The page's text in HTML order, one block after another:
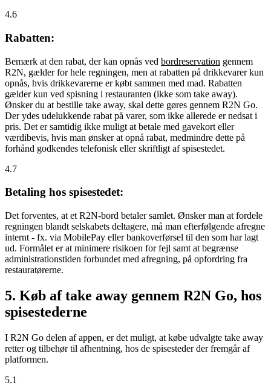
4.6
Rabatten:
Bemærk at den rabat, der kan opnås ved bordreservation gennem
R2N, gælder for hele regningen, men at rabatten på drikkevarer kun
opnås, hvis drikkevarerne er købt sammen med mad. Rabatten
gælder kun ved spisning i restauranten (ikke som take away).
Ønsker du at bestille take away, skal dette gøres gennem R2N Go.
Der ydes udelukkende rabat på varer, som ikke allerede er nedsat i
pris. Det er samtidig ikke muligt at betale med gavekort eller
værdibevis, hvis man ønsker at opnå rabat, medmindre dette på
forhånd godkendes telefonisk eller skriftligt af spisestedet.
4.7
Betaling hos spisestedet:
Det forventes, at et R2N-bord betaler samlet. Ønsker man at fordele
regningen blandt selskabets deltagere, må man efterfølgende afregne
internt - fx. via MobilePay eller bankoverførsel til den som har lagt
ud. Formålet er at minimere risikoen for fejl samt at begrænse
administrationstiden forbundet med afregning, på opfordring fra
restauratørerne.
5. Køb af take away gennem R2N Go, hos
spisestederne
I R2N Go delen af appen, er det muligt, at købe udvalgte take away
retter og tilbehør til afhentning, hos de spisesteder der fremgår af
platformen.
5.1